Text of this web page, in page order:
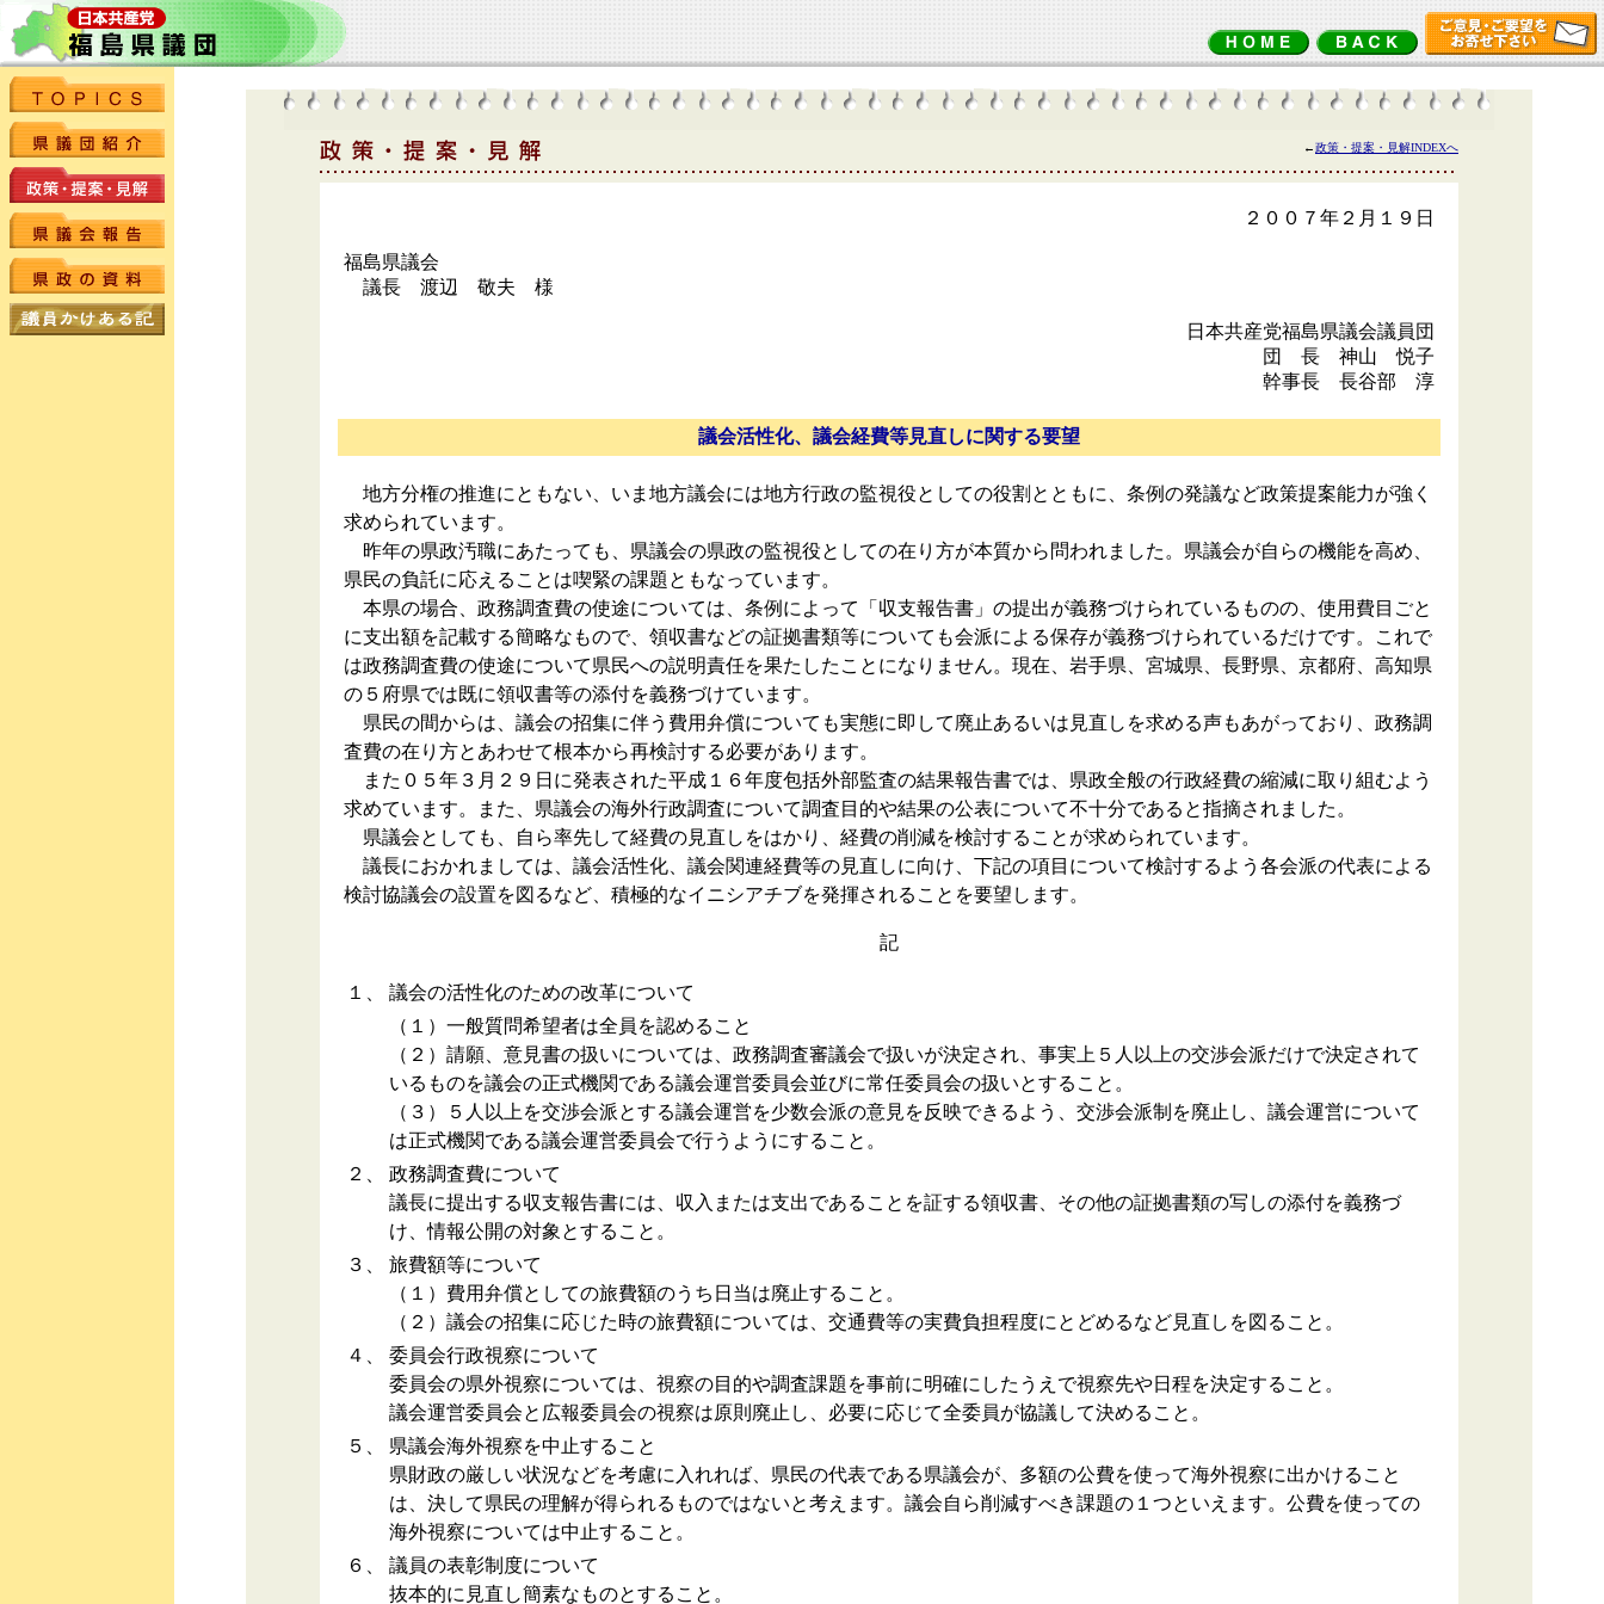
←政策・提案・見解INDEXへ
２００７年２月１９日
福島県議会
議長 渡辺 敬夫 様
日本共産党福島県議会議員団
団 長 神山 悦子
幹事長 長谷部 淳
議会活性化、議会経費等見直しに関する要望
地方分権の推進にともない、いま地方議会には地方行政の監視役としての役割とともに、条例の発議など政策提案能力が強く
求められています。
昨年の県政汚職にあたっても、県議会の県政の監視役としての在り方が本質から問われました。県議会が自らの機能を高め、
県民の負託に応えることは喫緊の課題ともなっています。
本県の場合、政務調査費の使途については、条例によって「収支報告書」の提出が義務づけられているものの、使用費目ごと
に支出額を記載する簡略なもので、領収書などの証拠書類等についても会派による保存が義務づけられているだけです。これで
は政務調査費の使途について県民への説明責任を果たしたことになりません。現在、岩手県、宮城県、長野県、京都府、高知県
の５府県では既に領収書等の添付を義務づけています。
県民の間からは、議会の招集に伴う費用弁償についても実態に即して廃止あるいは見直しを求める声もあがっており、政務調
査費の在り方とあわせて根本から再検討する必要があります。
また０５年３月２９日に発表された平成１６年度包括外部監査の結果報告書では、県政全般の行政経費の縮減に取り組むよう
求めています。また、県議会の海外行政調査について調査目的や結果の公表について不十分であると指摘されました。
県議会としても、自ら率先して経費の見直しをはかり、経費の削減を検討することが求められています。
議長におかれましては、議会活性化、議会関連経費等の見直しに向け、下記の項目について検討するよう各会派の代表による
検討協議会の設置を図るなど、積極的なイニシアチブを発揮されることを要望します。
記
１、
議会の活性化のための改革について
（１）一般質問希望者は全員を認めること
（２）請願、意見書の扱いについては、政務調査審議会で扱いが決定され、事実上５人以上の交渉会派だけで決定されて
いるものを議会の正式機関である議会運営委員会並びに常任委員会の扱いとすること。
（３）５人以上を交渉会派とする議会運営を少数会派の意見を反映できるよう、交渉会派制を廃止し、議会運営について
は正式機関である議会運営委員会で行うようにすること。
２、
政務調査費について
議長に提出する収支報告書には、収入または支出であることを証する領収書、その他の証拠書類の写しの添付を義務づ
け、情報公開の対象とすること。
３、
旅費額等について
（１）費用弁償としての旅費額のうち日当は廃止すること。
（２）議会の招集に応じた時の旅費額については、交通費等の実費負担程度にとどめるなど見直しを図ること。
４、
委員会行政視察について
委員会の県外視察については、視察の目的や調査課題を事前に明確にしたうえで視察先や日程を決定すること。
議会運営委員会と広報委員会の視察は原則廃止し、必要に応じて全委員が協議して決めること。
５、
県議会海外視察を中止すること
県財政の厳しい状況などを考慮に入れれば、県民の代表である県議会が、多額の公費を使って海外視察に出かけること
は、決して県民の理解が得られるものではないと考えます。議会自ら削減すべき課題の１つといえます。公費を使っての
海外視察については中止すること。
６、
議員の表彰制度について
抜本的に見直し簡素なものとすること。